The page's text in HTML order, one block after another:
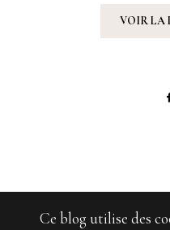
VOIR LA
Ce blog utilise des